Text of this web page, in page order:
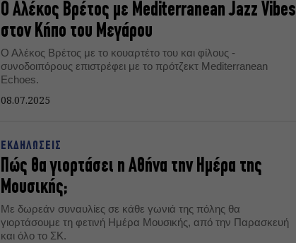
Ο Αλέκος Βρέτος με Mediterranean Jazz Vibes
στον Κήπο του Μεγάρου
Ο Αλέκος Βρέτος με το κουαρτέτο του και φίλους -
συνοδοιπόρους επιστρέφει με το πρότζεκτ Mediterranean
Echoes.
08.07.2025
ΕΚΔΗΛΩΣΕΙΣ
Πώς θα γιορτάσει η Αθήνα την Ημέρα της
Μουσικής;
Με δωρεάν συναυλίες σε κάθε γωνιά της πόλης θα
γιορτάσουμε τη φετινή Ημέρα Μουσικής, από την Παρασκευή
και όλο το ΣΚ.